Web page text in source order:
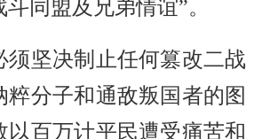
同盟及兄弟情谊”。
须坚决制止任何篡改二战
粹分子和通敌叛国者的图
以百万计平民遭受痛苦和